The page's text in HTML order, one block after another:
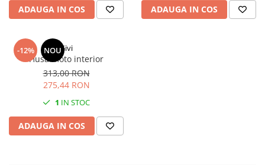
ADAUGA IN COS ADAUGA IN COS
-12% NOUGivi
Husa moto interior
313,00 RON
275,44 RON
1 IN STOC
ADAUGA IN COS